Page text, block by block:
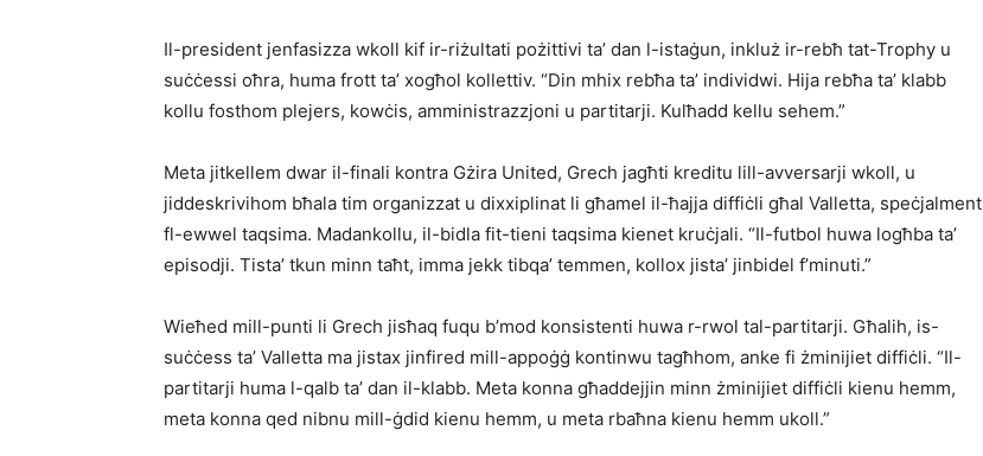
Il-president jenfasizza wkoll kif ir-riżultati pożittivi ta’ dan l-istaġun, inkluż ir-rebħ tat-Trophy u
suċċessi oħra, huma frott ta’ xogħol kollettiv. “Din mhix rebħa ta’ individwi. Hija rebħa ta’ klabb
kollu fosthom plejers, kowċis, amministrazzjoni u partitarji. Kulħadd kellu sehem.”
Meta jitkellem dwar il-finali kontra Gżira United, Grech jagħti kreditu lill-avversarji wkoll, u
jiddeskrivihom bħala tim organizzat u dixxiplinat li għamel il-ħajja diffiċli għal Valletta, speċjalment
fl-ewwel taqsima. Madankollu, il-bidla fit-tieni taqsima kienet kruċjali. “Il-futbol huwa logħba ta’
episodji. Tista’ tkun minn taħt, imma jekk tibqa’ temmen, kollox jista’ jinbidel f’minuti.”
Wieħed mill-punti li Grech jisħaq fuqu b’mod konsistenti huwa r-rwol tal-partitarji. Għalih, is-
suċċess ta’ Valletta ma jistax jinfired mill-appoġġ kontinwu tagħhom, anke fi żminijiet diffiċli. “Il-
partitarji huma l-qalb ta’ dan il-klabb. Meta konna għaddejjin minn żminijiet diffiċli kienu hemm,
meta konna qed nibnu mill-ġdid kienu hemm, u meta rbaħna kienu hemm ukoll.”